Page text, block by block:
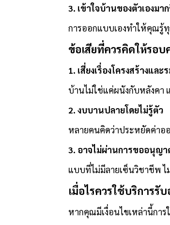
3. เข้าใจบ้านของตัวเองมา
การออกแบบเองทำให้คุณรู้
ข้อเสียที่ควรคิดให้รอบ
1. เสี่ยงเรื่องโครงสร้างและ
บ้านไม่ใช่แค่ผนังกับหลังคา
2. งบบานปลายโดยไม่รู้ตัว
หลายคนคิดว่าประหยัดค่าอ
3. อาจไม่ผ่านการขออนุญา
แบบที่ไม่มีลายเซ็นวิชาชีพ
เมื่อไรควรใช้บริการรั
หากคุณมีเงื่อนไขเหล่านี้กา